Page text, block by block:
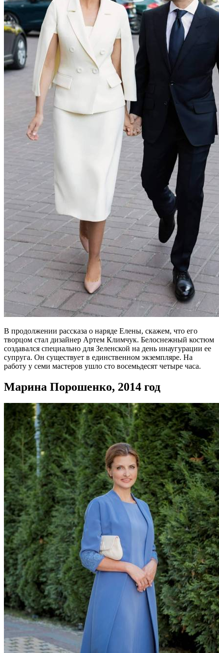
В продолжении рассказа о наряде Елены, скажем, что его
творцом стал дизайнер Артем Климчук. Белоснежный костюм
создавался специально для Зеленской на день инаугурации ее
супруга. Он существует в единственном экземпляре. На
работу у семи мастеров ушло сто восемьдесят четыре часа.
Марина Порошенко, 2014 год